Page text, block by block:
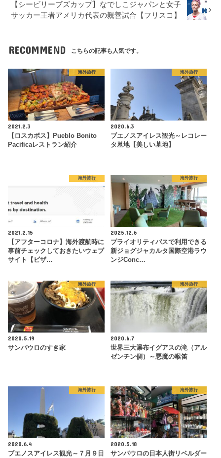
【シービリーブズカップ】なでしこジャパンと女子
サッカー王者アメリカ代表の親善試合【フリスコ】
RECOMMEND こちらの記事も人気です。
海外旅行
2021.2.3
【ロスカボス】Pueblo Bonito
Pacificaレストラン紹介
海外旅行
2020.6.3
ブエノスアイレス観光～レコレー
タ墓地【美しい墓地】
海外旅行
2021.2.15
【アフターコロナ】海外渡航時に
事前チェックしておきたいウェブ
サイト【ビザ…
海外旅行
2025.12.6
プライオリティパスで利用できる
新ジョグジャカルタ国際空港ラウ
ンジConc…
海外旅行
2020.5.19
サンパウロのすき家
海外旅行
2020.6.7
世界三大瀑布イグアスの滝（アル
ゼンチン側）～悪魔の喉笛
海外旅行
2020.6.4
ブエノスアイレス観光～７月９日
海外旅行
2020.5.18
サンパウロの日本人街リベルダー